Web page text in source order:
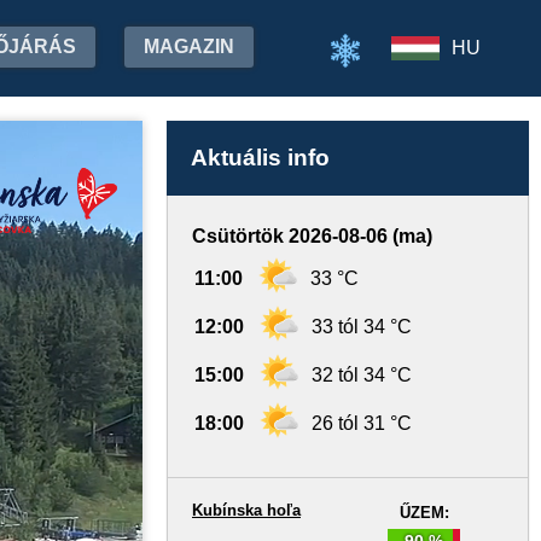
MAGAZIN HU
Aktuális info
Csütörtök 2026-08-06 (ma)
11:00 33 °C
12:00 33 tól 34 °C
15:00 32 tól 34 °C
18:00 26 tól 31 °C
ŰZEM:
Kubínska hoľa